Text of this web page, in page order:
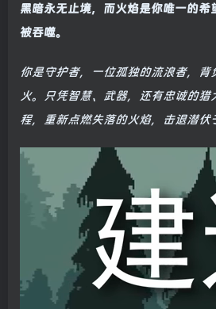
黑暗永无止境，而火焰是你唯一的
被吞噬。
你是守护者，一位孤独的流浪者，
火。只凭智慧、武器，还有忠诚的
程，重新点燃失落的火焰，击退潜伏